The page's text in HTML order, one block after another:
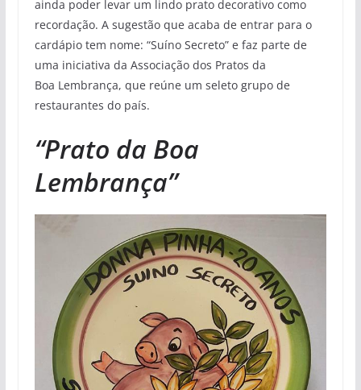
ainda poder levar um lindo prato decorativo como
recordação. A sugestão que acaba de entrar para o
cardápio tem nome: “Suíno Secreto” e faz parte de
uma iniciativa da Associação dos Pratos da
Boa Lembrança, que reúne um seleto grupo de
restaurantes do país.
“Prato da Boa
Lembrança”